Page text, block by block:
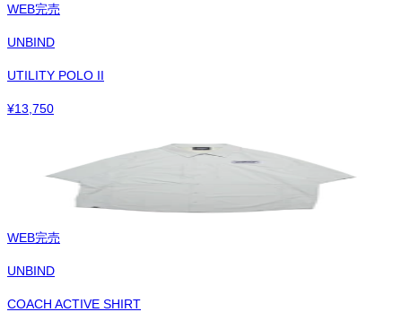
WEB完売
UNBIND
UTILITY POLO II
¥13,750
WEB完売
UNBIND
COACH ACTIVE SHIRT